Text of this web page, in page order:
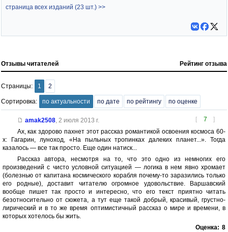
страница всех изданий (23 шт.) >>
Отзывы читателей Рейтинг отзыва
Страницы: 1 2
Сортировка: по актуальности по дате по рейтингу по оценке
[ 7 ]
amak2508, 2 июля 2013 г.
Ах, как здорово пахнет этот рассказ романтикой освоения космоса 60-
х: Гагарин, луноход, «На пыльных тропинках далеких планет...». Тогда
казалось — все так просто. Еще один натиск...
Рассказ автора, несмотря на то, что это одно из немногих его
произведений с чисто условной ситуацией — логика в нем явно хромает
(болезнью от капитана космического корабля почему-то заразились только
его родные), доставит читателю огромное удовольствие. Варшавский
вообще пишет так просто и интересно, что его текст приятно читать
безотносительно от сюжета, а тут еще такой добрый, красивый, грустно-
лирический и в то же время оптимистичный рассказ о мире и времени, в
которых хотелось бы жить.
Оценка: 8